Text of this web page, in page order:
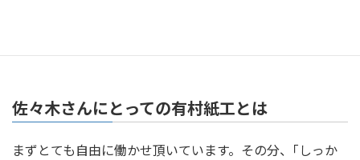
佐々木さんにとっての有村紙工とは
まずとても自由に働かせ頂いています。その分、｢しっか